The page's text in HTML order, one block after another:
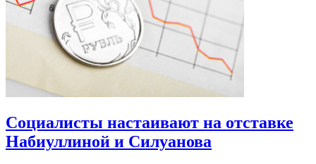
Социалисты настаивают на отставке
Набиуллиной и Силуанова